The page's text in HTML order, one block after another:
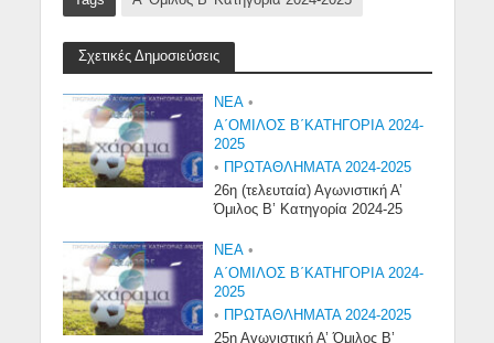
Σχετικές Δημοσιεύσεις
NEA •
Α΄ΟΜΙΛΟΣ Β΄ΚΑΤΗΓΟΡΙΑ 2024-
2025
•
ΠΡΩΤΑΘΛΗΜΑΤΑ 2024-2025
26η (τελευταία) Αγωνιστική Α’
Όμιλος Β’ Κατηγορία 2024-25
NEA •
Α΄ΟΜΙΛΟΣ Β΄ΚΑΤΗΓΟΡΙΑ 2024-
2025
•
ΠΡΩΤΑΘΛΗΜΑΤΑ 2024-2025
25η Αγωνιστική Α’ Όμιλος Β’